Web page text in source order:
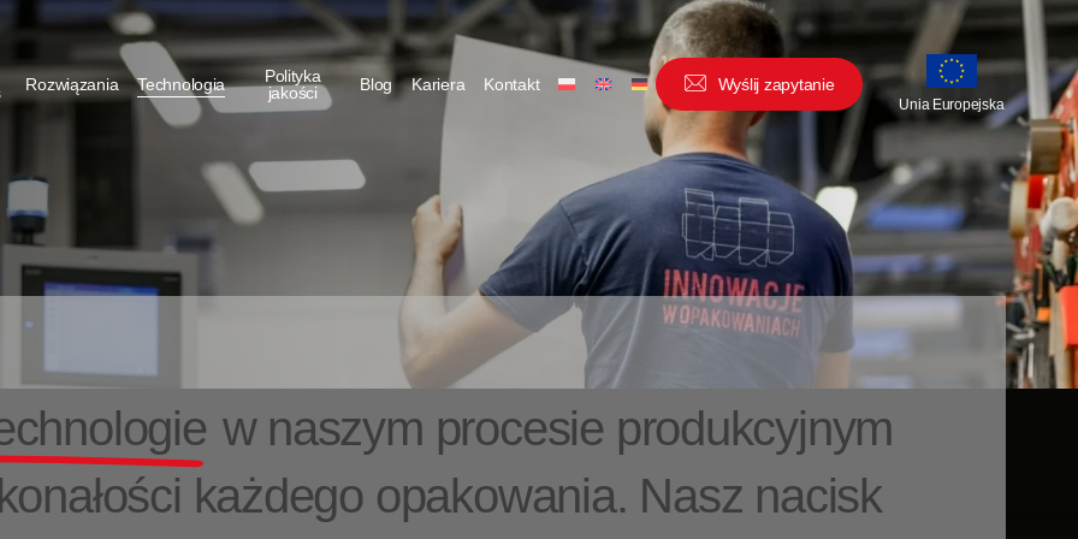
Rozwiązania Technologia
Polityka
jakości
Blog Kariera Kontakt Wyślij zapytanie
Unia Europejska
w naszym procesie produkcyjnym
każdego opakowania. Nasz nacisk